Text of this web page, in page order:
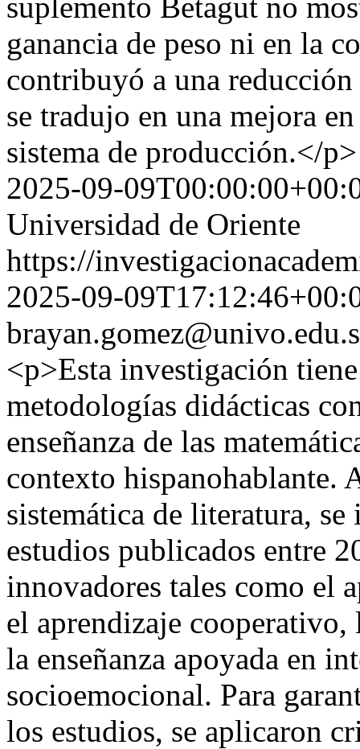
ganancia de peso ni en la
contribuyó a una
se tradujo en una mejora
sistema de producción.</p>
2025-09-
Universidad de Oriente
https://
2025-09-
<p>Esta investigación
metodologías didácticas
enseñanza de las
contexto hispanohablante.
sistemática de literatura,
estudios publicados entre
innovadores tales como el
el aprendizaje
la enseñanza apoyada en
socioemocional. Para
los estudios, se aplicaron